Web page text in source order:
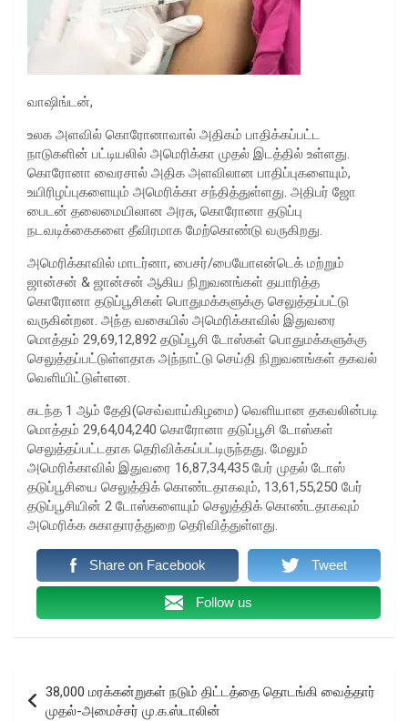
வாஷிங்டன்,
உலக அளவில் கொரோனாவால் அதிகம் பாதிக்கப்பட்ட
நாடுகளின் பட்டியலில் அமெரிக்கா முதல் இடத்தில் உள்ளது.
கொரோனா வைரசால் அதிக அளவிலான பாதிப்புகளையும்,
உயிரிழப்புகளையும் அமெரிக்கா சந்தித்துள்ளது. அதிபர் ஜோ
பைடன் தலைமையிலான அரசு, கொரோனா தடுப்பு
நடவடிக்கைகளை தீவிரமாக மேற்கொண்டு வருகிறது.
அமெரிக்காவில் மாடர்னா, பைசர்/பையோஎன்டெக் மற்றும்
ஜான்சன் & ஜான்சன் ஆகிய நிறுவனங்கள் தயாரித்த
கொரோனா தடுப்பூசிகள் பொதுமக்களுக்கு செலுத்தப்பட்டு
வருகின்றன. அந்த வகையில் அமெரிக்காவில் இதுவரை
மொத்தம் 29,69,12,892 தடுப்பூசி டோஸ்கள் பொதுமக்களுக்கு
செலுத்தப்பட்டுள்ளதாக அந்நாட்டு செய்தி நிறுவனங்கள் தகவல்
வெளியிட்டுள்ளன.
கடந்த 1 ஆம் தேதி(செவ்வாய்கிழமை) வெளியான தகவலின்படி
மொத்தம் 29,64,04,240 கொரோனா தடுப்பூசி டோஸ்கள்
செலுத்தப்பட்டதாக தெரிவிக்கப்பட்டிருந்தது. மேலும்
அமெரிக்காவில் இதுவரை 16,87,34,435 பேர் முதல் டோஸ்
தடுப்பூசியை செலுத்திக் கொண்டதாகவும், 13,61,55,250 பேர்
தடுப்பூசியின் 2 டோஸ்களையும் செலுத்திக் கொண்டதாகவும்
அமெரிக்க சுகாதாரத்துறை தெரிவித்துள்ளது.
Share on Facebook Tweet
Follow us
navigation
38,000 மரக்கன்றுகள் நடும் திட்டத்தை தொடங்கி வைத்தார்
முதல்-அமைச்சர் மு.க.ஸ்டாலின்